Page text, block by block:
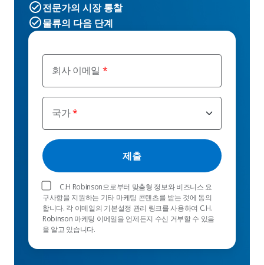
회사 이메일
국가
C.H Robinson으로부터 맞춤형 정보와 비즈니스 요
구사항을 지원하는 기타 마케팅 콘텐츠를 받는 것에 동의
합니다. 각 이메일의 기본설정 관리 링크를 사용하여 C.H.
Robinson 마케팅 이메일을 언제든지 수신 거부할 수 있음
을 알고 있습니다.
전문가의 시장 통찰
물류의 다음 단계